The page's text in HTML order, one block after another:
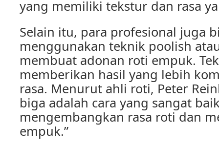
yang memiliki tekstur dan rasa
Selain itu, para profesional juga
menggunakan teknik poolish
membuat adonan roti empuk.
memberikan hasil yang lebih
rasa. Menurut ahli roti, Peter
biga adalah cara yang sangat
mengembangkan rasa roti dan
empuk.”